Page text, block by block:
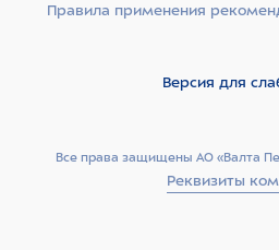
Все права защищены АО «Валта
Реквизиты
Правила применения
Версия для